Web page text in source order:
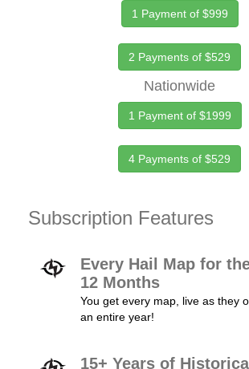
1 Payment of $999
2 Payments of $529
Nationwide
1 Payment of $1999
4 Payments of $529
Subscription Features
Every Hail Map for
12 Months
You get every map, live as they
an entire year!
15+ Years of